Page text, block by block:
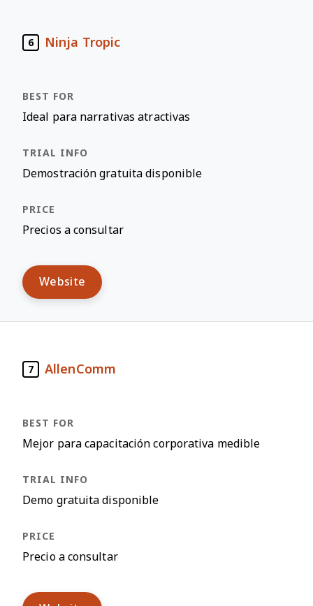
6 Ninja Tropic
Ideal para narrativas atractivas
Demostración gratuita disponible
Precios a consultar
Website
7 AllenComm
Mejor para capacitación corporativa medible
Demo gratuita disponible
Precio a consultar